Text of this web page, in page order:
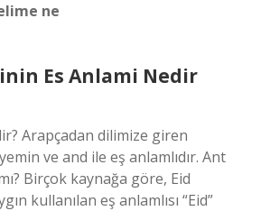
ne
Es Anlami Nedir
Arapçadan dilimize giren
ve and ile eş anlamlıdır. Ant
Birçok kaynağa göre, Eid
kullanılan eş anlamlısı “Eid”